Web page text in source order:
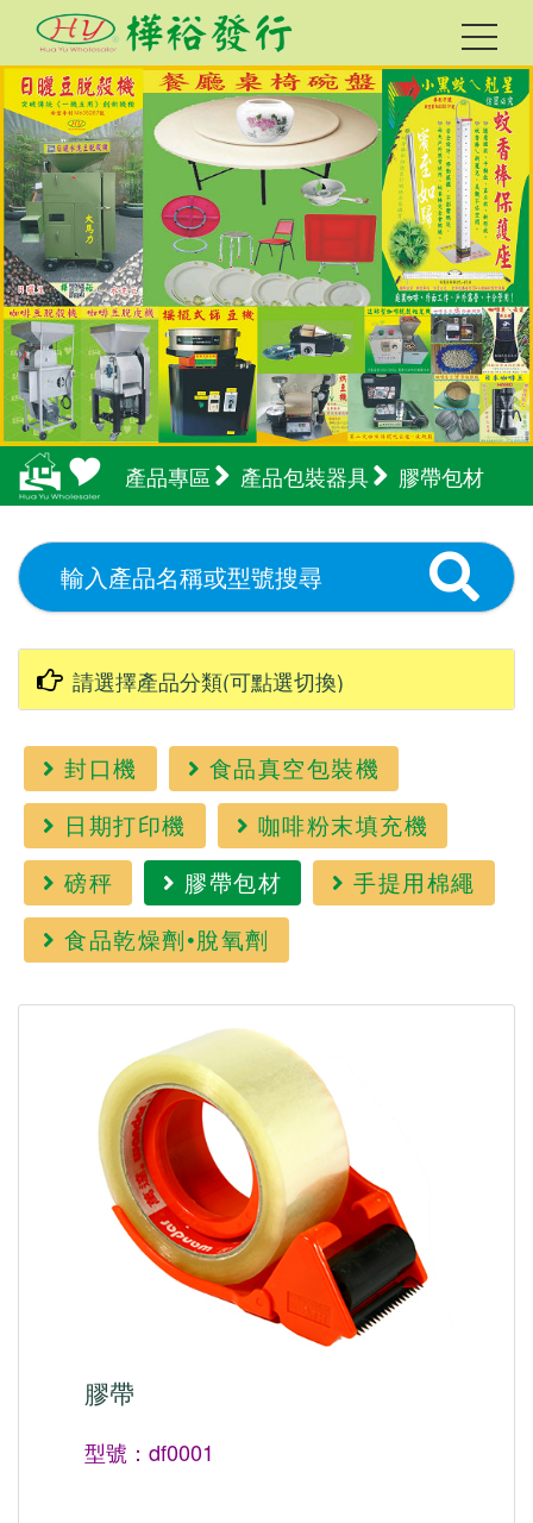
產品專區 產品包裝器具 膠帶包材
封口機
食品真空包裝機
日期打印機
咖啡粉末填充機
磅秤
膠帶包材
手提用棉繩
食品乾燥劑•脫氧劑
膠帶
型號：df0001